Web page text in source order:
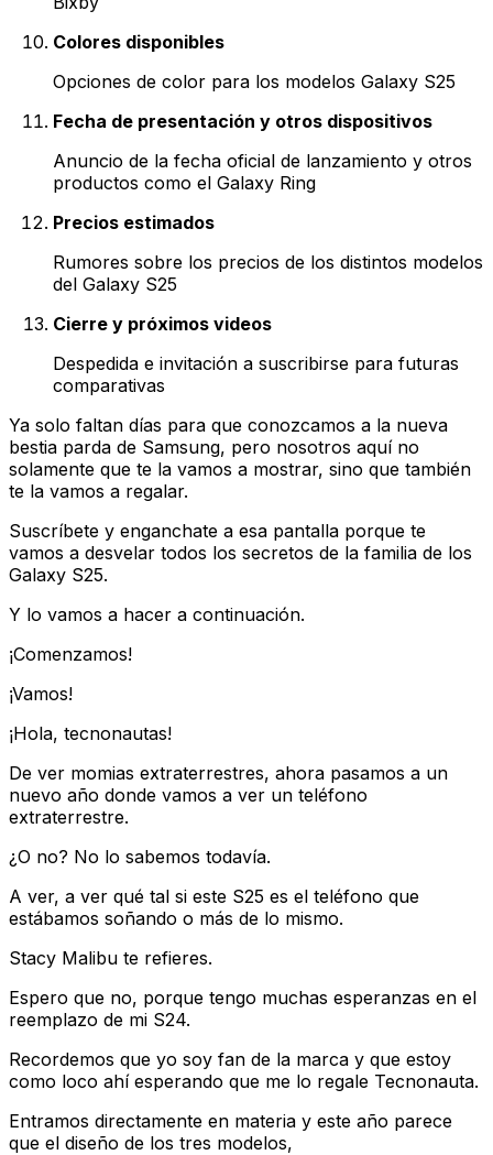
Colores disponibles
Opciones de color para los modelos Galaxy S25
Fecha de presentación y otros dispositivos
Anuncio de la fecha oficial de lanzamiento y otros
productos como el Galaxy Ring
Precios estimados
Rumores sobre los precios de los distintos modelos
del Galaxy S25
Cierre y próximos videos
Despedida e invitación a suscribirse para futuras
comparativas
Ya solo faltan días para que conozcamos a la nueva
bestia parda de Samsung, pero nosotros aquí no
solamente que te la vamos a mostrar, sino que también
te la vamos a regalar.
Suscríbete y enganchate a esa pantalla porque te
vamos a desvelar todos los secretos de la familia de los
Galaxy S25.
Y lo vamos a hacer a continuación.
¡Comenzamos!
¡Vamos!
¡Hola, tecnonautas!
De ver momias extraterrestres, ahora pasamos a un
nuevo año donde vamos a ver un teléfono
extraterrestre.
¿O no? No lo sabemos todavía.
A ver, a ver qué tal si este S25 es el teléfono que
estábamos soñando o más de lo mismo.
Stacy Malibu te refieres.
Espero que no, porque tengo muchas esperanzas en el
reemplazo de mi S24.
Recordemos que yo soy fan de la marca y que estoy
como loco ahí esperando que me lo regale Tecnonauta.
Entramos directamente en materia y este año parece
que el diseño de los tres modelos,